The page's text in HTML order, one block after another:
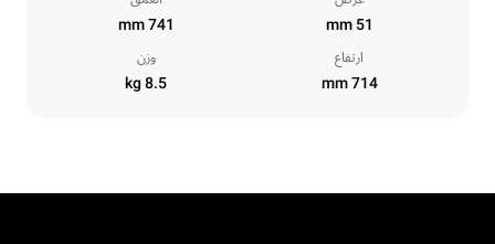
51 mm
741 mm
ارتفاع
714 mm
وزن
8.5 kg